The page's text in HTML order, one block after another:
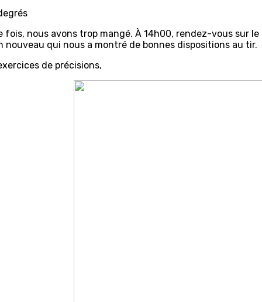
fois, nous avons trop mangé. À 14h00, rendez-vous sur
nouveau qui nous a montré de bonnes dispositions au tir.
de précisions,